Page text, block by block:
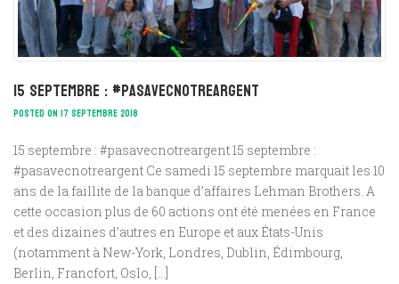
15 septembre : #pasavecnotreargent
POSTED ON 17 SEPTEMBRE 2018
15 septembre : #pasavecnotreargent 15 septembre :
#pasavecnotreargent Ce samedi 15 septembre marquait les 10
ans de la faillite de la banque d’affaires Lehman Brothers. A
cette occasion plus de 60 actions ont été menées en France
et des dizaines d’autres en Europe et aux États-Unis
(notamment à New-York, Londres, Dublin, Édimbourg,
Berlin, Francfort, Oslo, […]